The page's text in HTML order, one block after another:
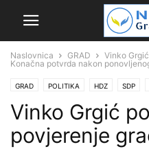
Naslovnica GRAD
Vinko
Konačna potvrda nakon
GRAD POLITIKA HDZ SDP
Vinko Grgić
povjerenje